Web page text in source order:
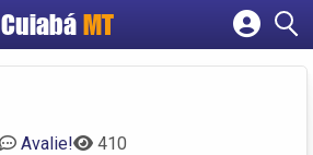
Cuiabá MT
Cadastrar empresa
Avalie! 410